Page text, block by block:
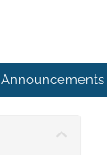
Announcements